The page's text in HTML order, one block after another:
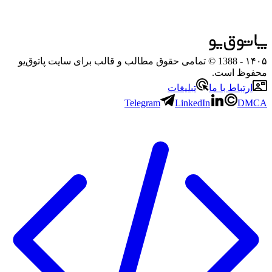
۱۴۰۵
- 1388 © تمامی حقوق مطالب و قالب برای سایت پاتوق‌یو
محفوظ است.
ارتباط با ما
تبلیغات
Telegram
LinkedIn DMCA